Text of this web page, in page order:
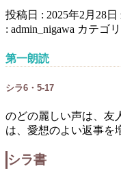
投稿日 : 2025年2月28日
: admin_nigawa カテゴ
第一朗読
シラ6・5-17
のどの麗しい声は、友
は、愛想のよい返事を
シラ書